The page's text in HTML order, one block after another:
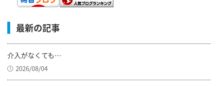
最新の記事
介入がなくても…
2026/08/04